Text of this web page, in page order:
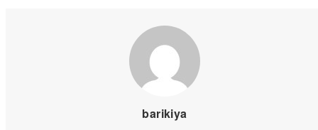
barikiya